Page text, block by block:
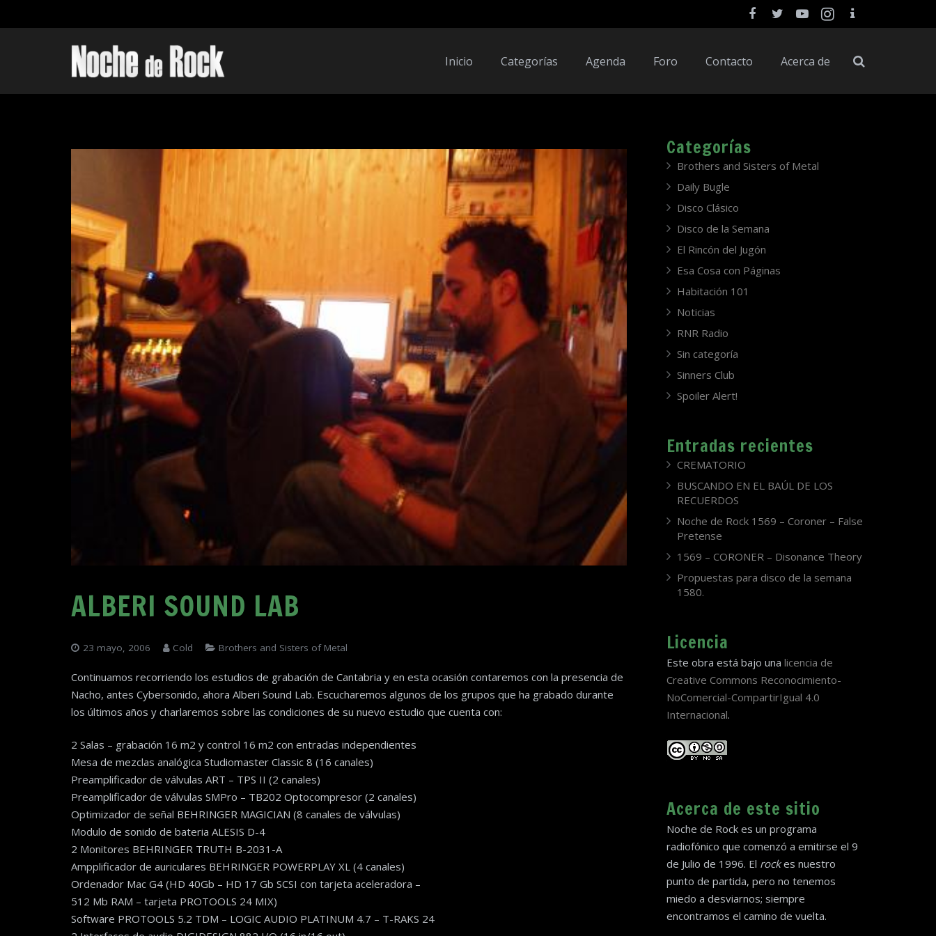
Inicio Categorías Agenda Foro Contacto Acerca de
ALBERI SOUND LAB
23 mayo, 2006 Cold Brothers and Sisters of Metal
Continuamos recorriendo los estudios de grabación de Cantabria y en esta ocasión contaremos con la presencia de
Nacho, antes Cybersonido, ahora Alberi Sound Lab. Escucharemos algunos de los grupos que ha grabado durante
los últimos años y charlaremos sobre las condiciones de su nuevo estudio que cuenta con:
2 Salas – grabación 16 m2 y control 16 m2 con entradas independientes
Mesa de mezclas analógica Studiomaster Classic 8 (16 canales)
Preamplificador de válvulas ART – TPS II (2 canales)
Preamplificador de válvulas SMPro – TB202 Optocompresor (2 canales)
Optimizador de señal BEHRINGER MAGICIAN (8 canales de válvulas)
Modulo de sonido de bateria ALESIS D-4
2 Monitores BEHRINGER TRUTH B-2031-A
Ampplificador de auriculares BEHRINGER POWERPLAY XL (4 canales)
Ordenador Mac G4 (HD 40Gb – HD 17 Gb SCSI con tarjeta aceleradora –
512 Mb RAM – tarjeta PROTOOLS 24 MIX)
Software PROTOOLS 5.2 TDM – LOGIC AUDIO PLATINUM 4.7 – T-RAKS 24
Categorías
Brothers and Sisters of Metal
Daily Bugle
Disco Clásico
Disco de la Semana
El Rincón del Jugón
Esa Cosa con Páginas
Habitación 101
Noticias
RNR Radio
Sin categoría
Sinners Club
Spoiler Alert!
Entradas recientes
CREMATORIO
BUSCANDO EN EL BAÚL DE LOS
RECUERDOS
Noche de Rock 1569 – Coroner – False
Pretense
1569 – CORONER – Disonance Theory
Propuestas para disco de la semana
1580.
Licencia
Este obra está bajo una licencia de
Creative Commons Reconocimiento-
NoComercial-CompartirIgual 4.0
Internacional.
Acerca de este sitio
Noche de Rock es un programa
radiofónico que comenzó a emitirse el 9
de Julio de 1996. El rockes nuestro
punto de partida, pero no tenemos
miedo a desviarnos; siempre
encontramos el camino de vuelta.